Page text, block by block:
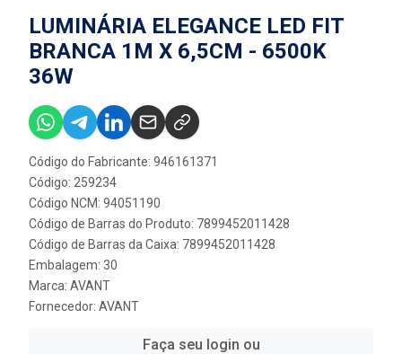
LUMINÁRIA ELEGANCE LED FIT
BRANCA 1M X 6,5CM - 6500K
36W
Código do Fabricante: 946161371
Código: 259234
Código NCM: 94051190
Código de Barras do Produto: 7899452011428
Código de Barras da Caixa: 7899452011428
Embalagem: 30
Marca: AVANT
Fornecedor: AVANT
Faça seu login ou